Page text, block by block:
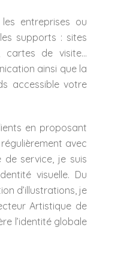
entreprises ou
supports : sites
cartes de visite…
ainsi que la
accessible votre
en proposant
avec
de service, je suis
visuelle. Du
d’illustrations, je
Artistique de
l’identité globale